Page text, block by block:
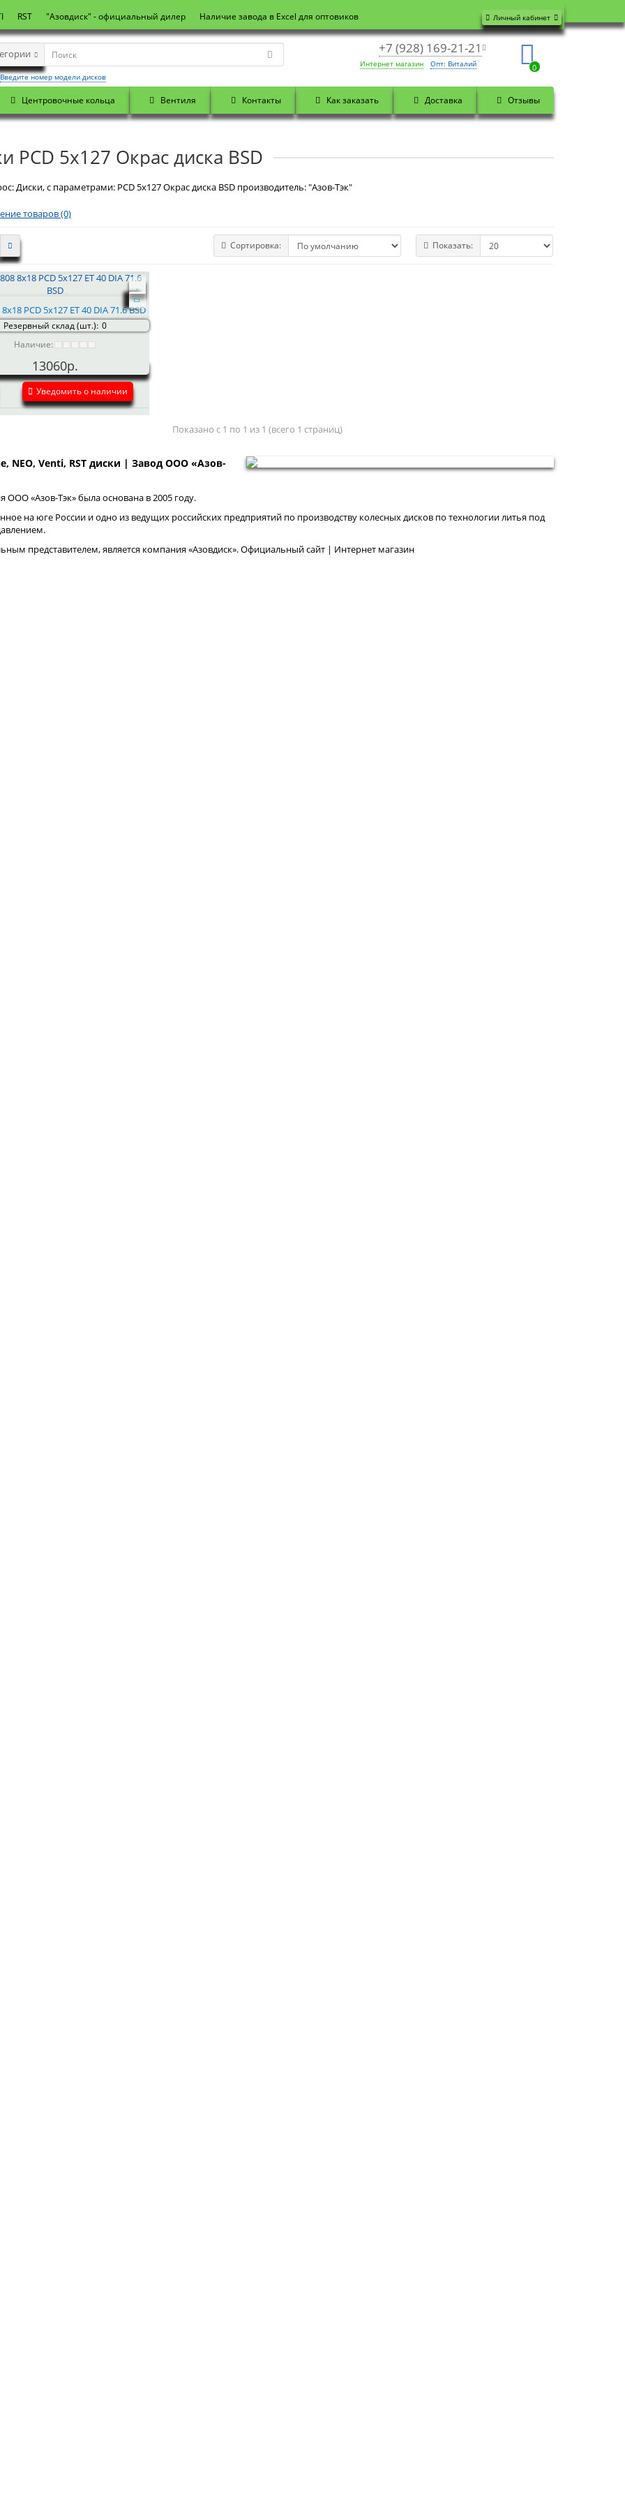
Личный кабинет
RST "Азовдиск" - официальный дилер Наличие завода в Excel для оптовиков
+7 (928) 169-21-21
Интернет магазин Опт: Виталий 0
Введите номер модели дисков
Центровочные кольца Вентиля Контакты Как заказать Доставка Отзывы
PCD 5x127 Окрас диска BSD
Диски, с параметрами: PCD 5x127 Окрас диска BSD производитель: "Азов-Тэк"
товаров (0)
Сортировка: Показать:
PCD 5x127 ET 40 DIA 71.6 BSD
Резервный склад (шт.): 0
Наличие:
13060р.
Уведомить о наличии
Показано с 1 по 1 из 1 (всего 1 страниц)
NEO, Venti, RST диски | Завод ООО «Азов-
ООО «Азов-Тэк» была основана в 2005 году.
на юге России и одно из ведущих российских предприятий по производству колесных дисков по технологии литья под
представителем, является компания «Азовдиск». Официальный сайт | Интернет магазин